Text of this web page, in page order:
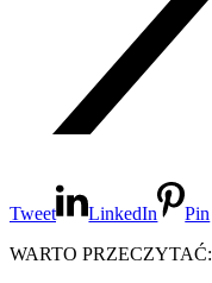
Tweet LinkedIn
Pin
WARTO PRZECZYTAĆ: